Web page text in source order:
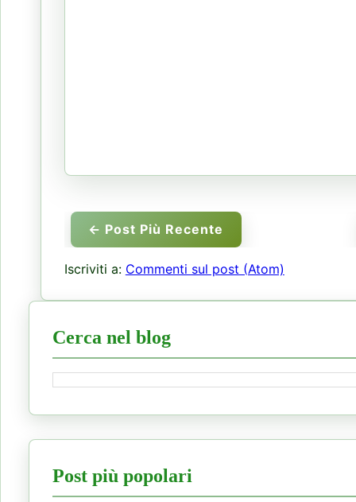
← Post Più Recente
Iscriviti a: Commenti sul post (Atom)
Cerca nel blog
Post più popolari